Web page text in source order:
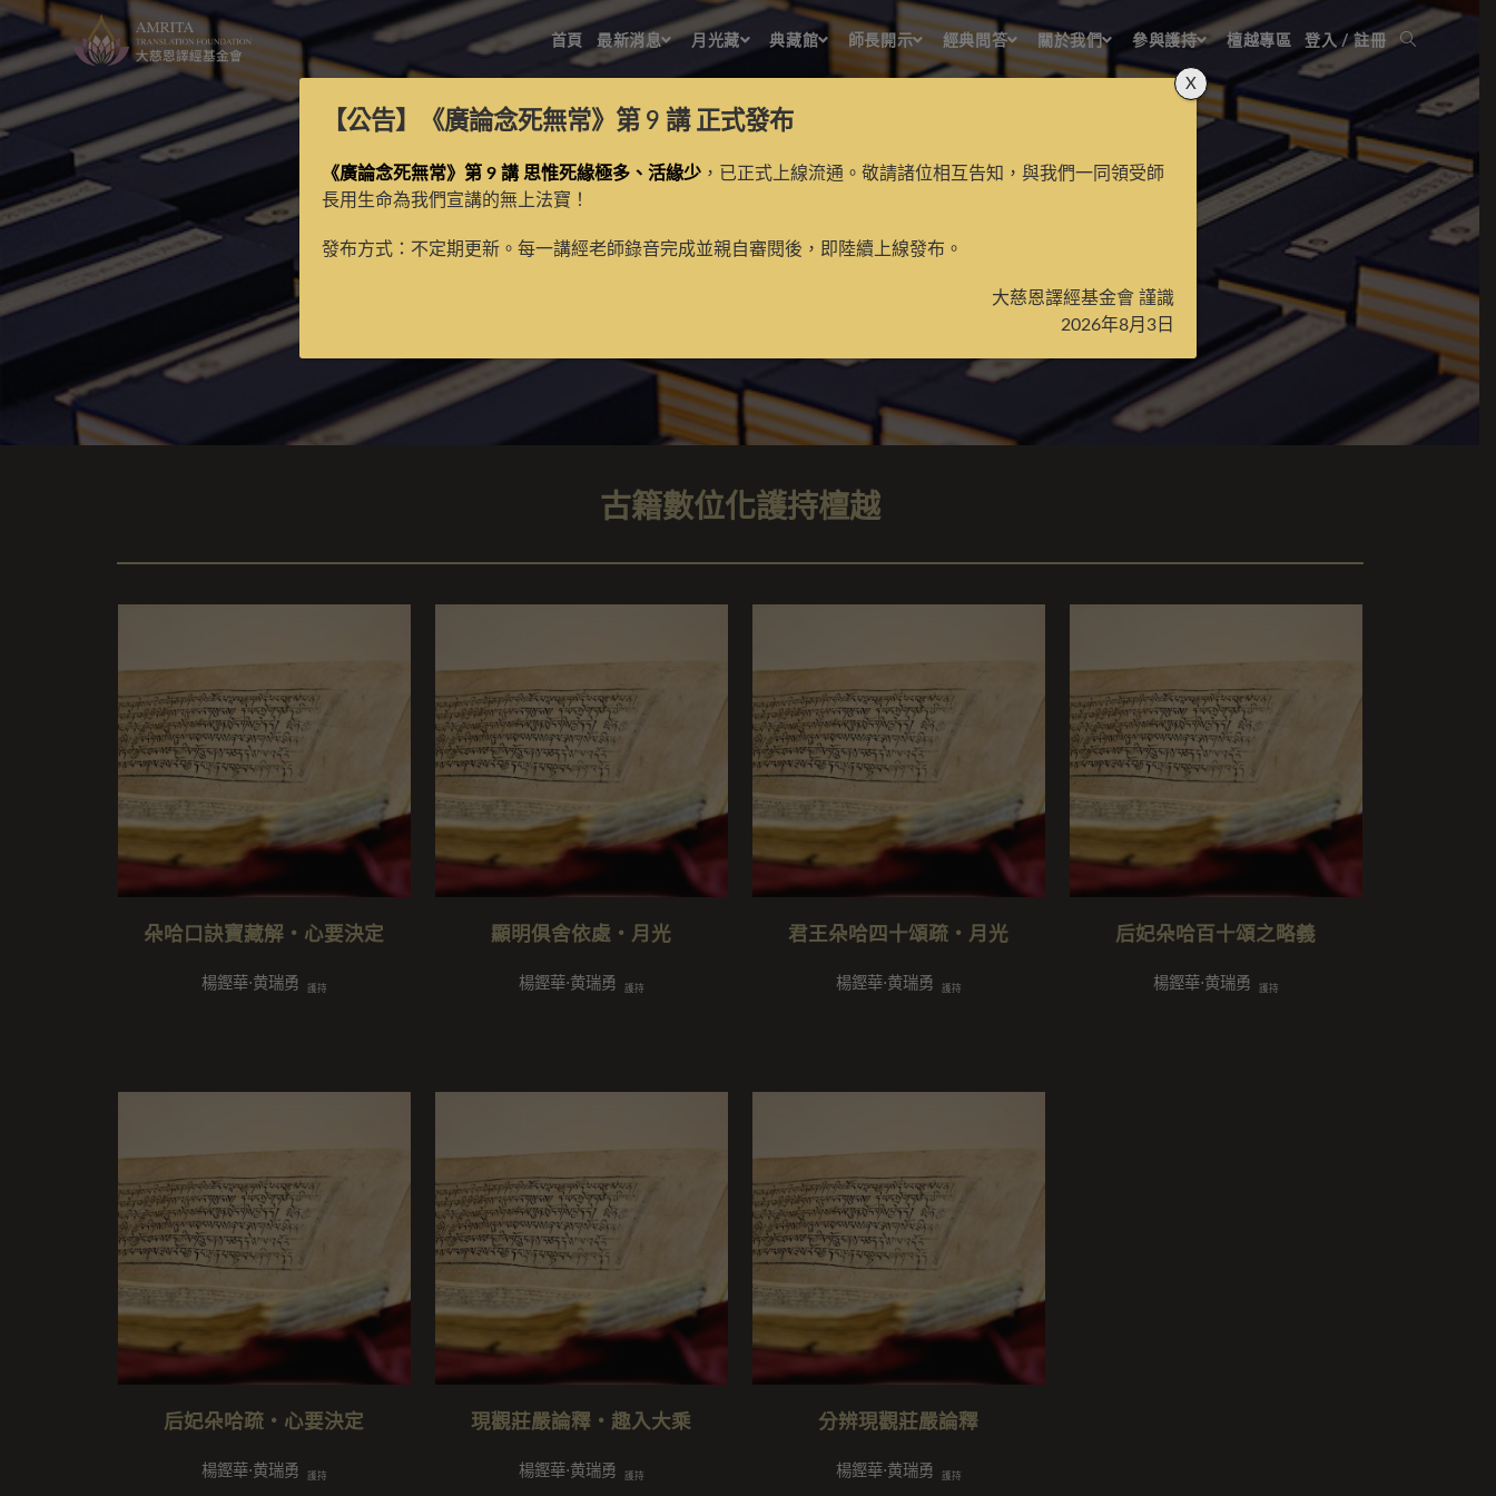
首頁 最新消息 月光藏 典藏館 師長開示 經典問答 關於我們 參與護持 檀越專區 登入 / 註冊
古籍數位化檀越名錄
古籍數位化護持檀越
朵哈口訣寶藏解・心要決定
楊鏗華⋅黄瑞勇 護持
顯明俱舍依處・月光
楊鏗華⋅黄瑞勇 護持
君王朵哈四十頌疏・月光
楊鏗華⋅黄瑞勇 護持
后妃朵哈百十頌之略義
楊鏗華⋅黄瑞勇 護持
后妃朵哈疏・心要決定
楊鏗華⋅黄瑞勇 護持
現觀莊嚴論釋・趣入大乘
楊鏗華⋅黄瑞勇 護持
分辨現觀莊嚴論釋
楊鏗華⋅黄瑞勇 護持
【公告】 《廣論念死無常》第 9 講正式發布
《廣論念死無常》第 9 講 思惟死緣極多、活緣少，已正式上線流通。敬請諸位相互告知，與我們一同領受師
長用生命為我們宣講的無上法寶！
發布方式：不定期更新。每一講經老師錄音完成並親自審閱後，即陸續上線發布。
大慈恩譯經基金會 謹識
2026年8月3日
X